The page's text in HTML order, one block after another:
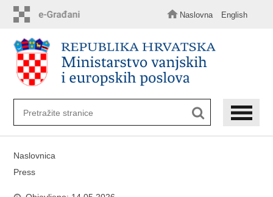
sadržaj
Naslovna English
Naslovnica
Press